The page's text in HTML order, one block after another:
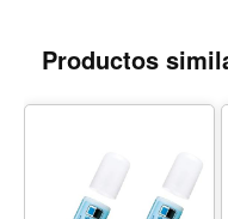
Productos